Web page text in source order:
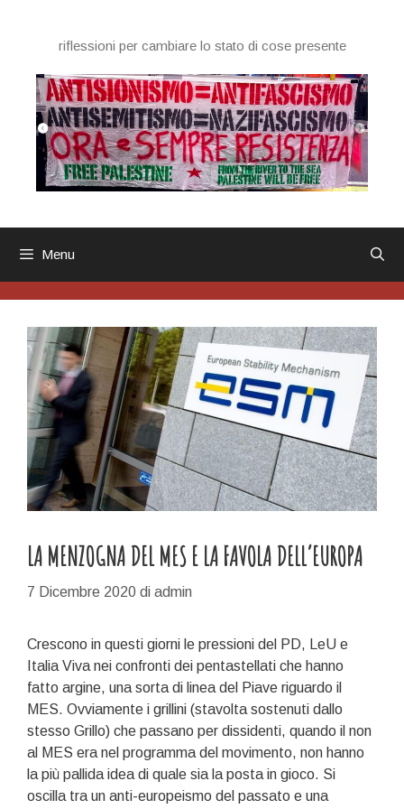
contenutoriflessioni per cambiare lo stato di cose presente
Menu
LA MENZOGNA DEL MES E LA FAVOLA DELL’EUROPA
7 Dicembre 2020 di admin
Crescono in questi giorni le pressioni del PD, LeU e
Italia Viva nei confronti dei pentastellati che hanno
fatto argine, una sorta di linea del Piave riguardo il
MES. Ovviamente i grillini (stavolta sostenuti dallo
stesso Grillo) che passano per dissidenti, quando il non
al MES era nel programma del movimento, non hanno
la più pallida idea di quale sia la posta in gioco. Si
oscilla tra un anti-europeismo del passato e una